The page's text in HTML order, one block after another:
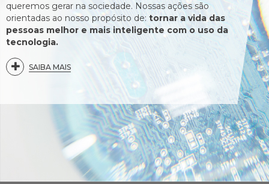
queremos gerar na sociedade. Nossas ações são
orientadas ao nosso propósito de: tornar a vida das
pessoas melhor e mais inteligente com o uso da
tecnologia.
SAIBA MAIS